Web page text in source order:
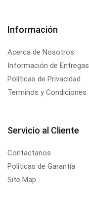
Información
Acerca de Nosotros
Información de Entregas
Políticas de Privacidad
Terminos y Condiciones
Servicio al Cliente
Contactanos
Politicas de Garantía
Site Map